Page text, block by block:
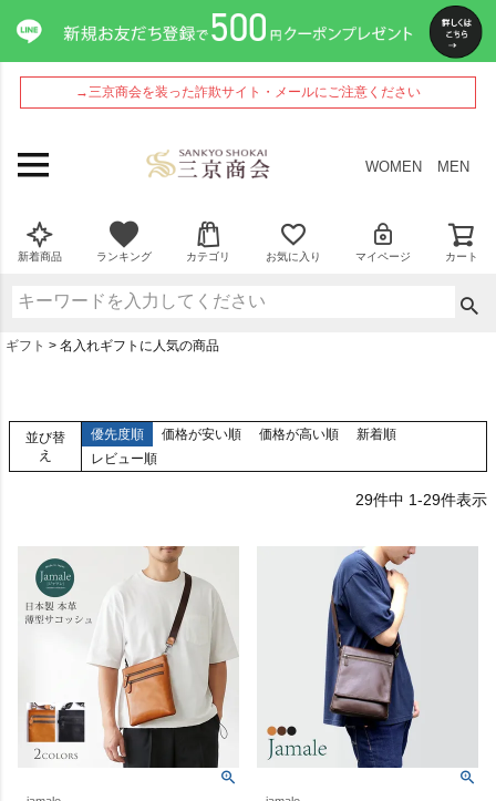
→三京商会を装った詐欺サイト・メールにご注意ください
WOMEN MEN
新着商品 ランキング カテゴリ お気に入り マイページ カート
ギフト 名入れギフトに人気の商品
並び替
え
優先度順 価格が安い順 価格が高い順
新着順
レビュー順
29件中 1-29件表示